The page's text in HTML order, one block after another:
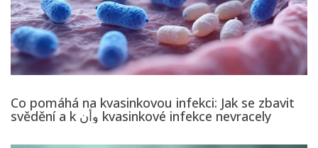
Co pomáhá na kvasinkovou infekci: Jak se zbavit
svědění a k وأن kvasinkové infekce nevracely